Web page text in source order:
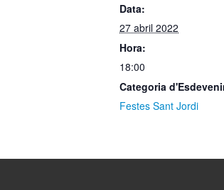
Data:
27 abril 2022
Hora:
18:00
Categoria
Festes Sant Jordi